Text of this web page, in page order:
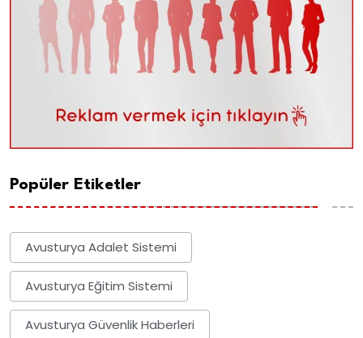
Popüler Etiketler
Avusturya Adalet Sistemi
Avusturya Eğitim Sistemi
Avusturya Güvenlik Haberleri